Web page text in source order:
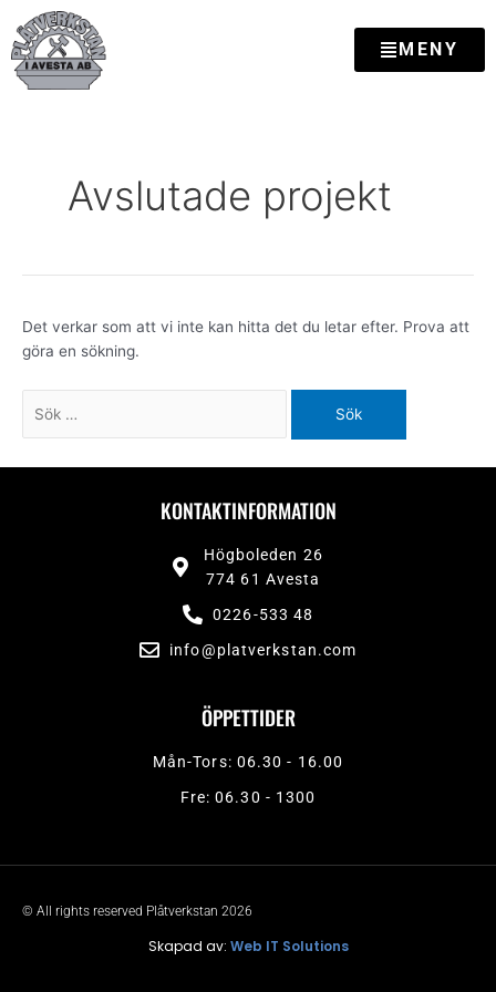
Hoppa
innehåll
MENY
Avslutade projekt
Det verkar som att vi inte kan hitta det du letar efter. Prova att
göra en sökning.
KONTAKTINFORMATION
Högboleden 26
774 61 Avesta
0226-533 48
info@platverkstan.com
ÖPPETTIDER
Mån-Tors: 06.30 - 16.00
Fre: 06.30 - 1300
© All rights reserved Plåtverkstan 2026
Skapad av: Web IT Solutions